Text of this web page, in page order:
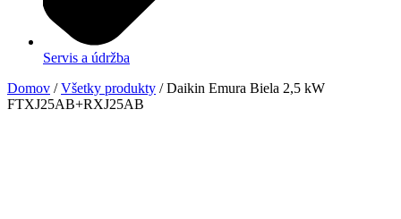
Servis a údržba
Domov /Všetky produkty / Daikin Emura Biela 2,5 kW
FTXJ25AB+RXJ25AB